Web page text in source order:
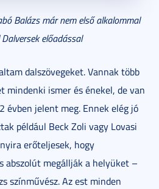
Balázs már nem első alkalommal
előadással
dalszövegeket. Vannak több
mindenki ismer és énekel, de van
évben jelent meg. Ennek elég jó
például Beck Zoli vagy Lovasi
erőteljesek, hogy
abszolút megállják a helyüket –
színművész. Az est minden